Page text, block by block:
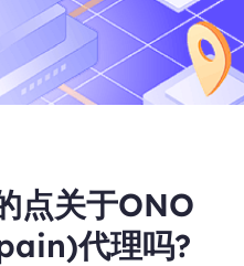
点关于ONO
代理吗?